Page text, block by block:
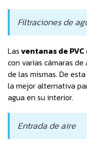
Filtraciones de
Lasventanas de PVC
con varias cámaras
de las mismas. De
la mejor alternativa
agua en su interior.
Entrada de aire